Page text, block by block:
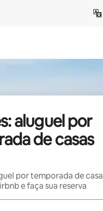
aluguel por
de casas
por temporada de
e faça sua reserva